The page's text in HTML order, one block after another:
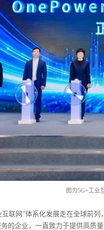
图为5G+工业
互联网”体系化发展走在全球前
的企业，一直致力于提供高质